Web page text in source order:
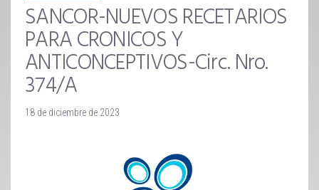
SANCOR-NUEVOS RECETARIOS
PARA CRONICOS Y
ANTICONCEPTIVOS-Circ. Nro.
374/A
18 de diciembre de 2023